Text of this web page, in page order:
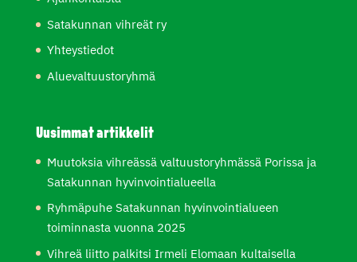
Satakunnan vihreät ry
Yhteystiedot
Aluevaltuustoryhmä
Uusimmat artikkelit
Muutoksia vihreässä valtuustoryhmässä Porissa ja
Satakunnan hyvinvointialueella
Ryhmäpuhe Satakunnan hyvinvointialueen
toiminnasta vuonna 2025
Vihreä liitto palkitsi Irmeli Elomaan kultaisella